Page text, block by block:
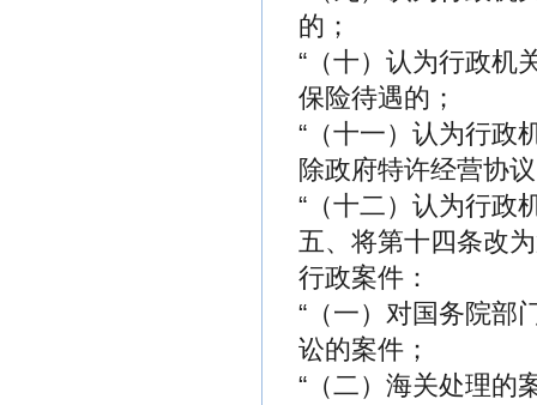
的；
“（十）认为行政机
保险待遇的；
“（十一）认为行政
除政府特许经营协
“（十二）认为行政
五、将第十四条改
行政案件：
“（一）对国务院部
讼的案件；
“（二）海关处理的